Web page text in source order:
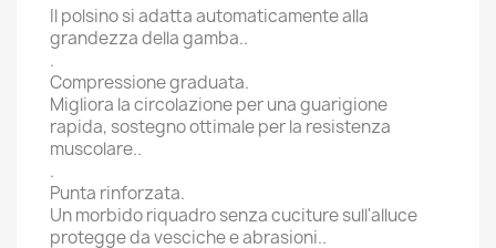
Il polsino si adatta automaticamente alla
grandezza della gamba..
.
Compressione graduata.
Migliora la circolazione per una guarigione
rapida, sostegno ottimale per la resistenza
muscolare..
.
Punta rinforzata.
Un morbido riquadro senza cuciture sull'alluce
protegge da vesciche e abrasioni..